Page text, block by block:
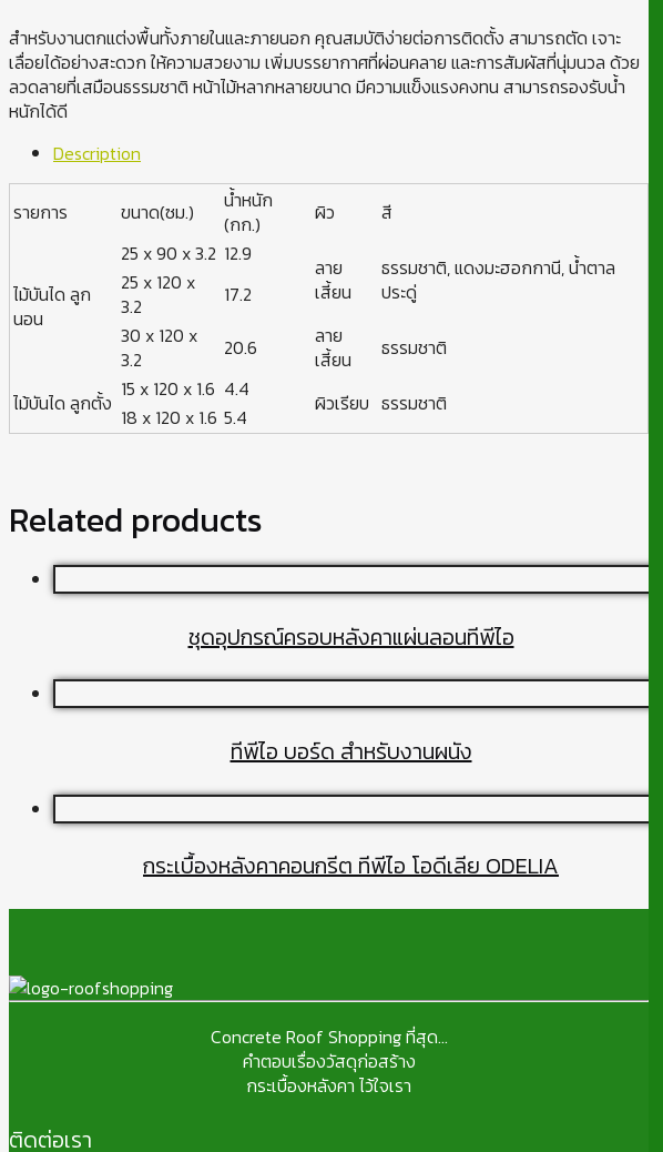
สำหรับงานตกแต่งพื้นทั้งภายในและภายนอก คุณสมบัติง่ายต่อการติดตั้ง สามารถตัด เจาะ
เลื่อยได้อย่างสะดวก ให้ความสวยงาม เพิ่มบรรยากาศที่ผ่อนคลาย และการสัมผัสที่นุ่มนวล ด้วย
ลวดลายที่เสมือนธรรมชาติ หน้าไม้หลากหลายขนาด มีความแข็งแรงคงทน สามารถรองรับน้ำ
หนักได้ดี
Description
รายการ ขนาด(ซม.)
น้ำหนัก
(กก.)
ผิว สี
ไม้บันได ลูก
นอน
25 x 90 x 3.2 12.9
ลาย
เสี้ยน
ธรรมชาติ, แดงมะฮอกกานี, น้ำตาล
ประดู่
25 x 120 x
3.2
17.2
30 x 120 x
3.2
20.6
ลาย
เสี้ยน
ธรรมชาติ
ไม้บันได ลูกตั้ง
15 x 120 x 1.6 4.4
ผิวเรียบ ธรรมชาติ
18 x 120 x 1.6 5.4
Related products
ชุดอุปกรณ์ครอบหลังคาแผ่นลอนทีพีไอ
ทีพีไอ บอร์ด สำหรับงานผนัง
กระเบื้องหลังคาคอนกรีต ทีพีไอ โอดีเลีย ODELIA
Concrete Roof Shopping ที่สุด...
คำตอบเรื่องวัสดุก่อสร้าง
กระเบื้องหลังคา ไว้ใจเรา
ติดต่อเรา